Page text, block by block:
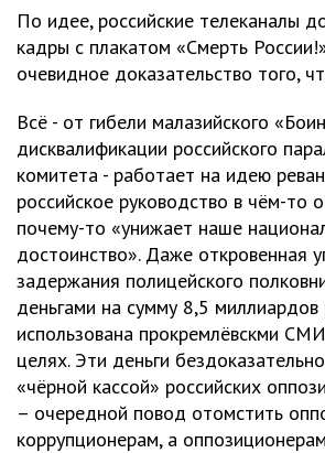
По идее, российские телеканалы
кадры с плакатом «Смерть
очевидное доказательство того,
Всё - от гибели малазийского
дисквалификации российского
комитета - работает на идею
российское руководство в чём-то
почему-то «унижает наше
достоинство». Даже откровенная
задержания полицейского
деньгами на сумму 8,5
использована прокремлёвскми
целях. Эти деньги
«чёрной кассой» российских
– очередной повод отомстить
коррупционерам, а